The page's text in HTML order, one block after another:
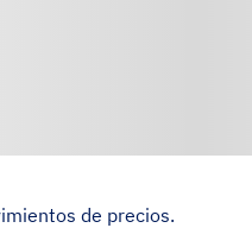
de precios.